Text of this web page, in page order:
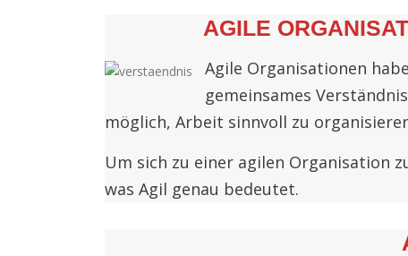
AGILE
Agile Organisationen
gemeinsames
möglich, Arbeit sinnvoll zu
Um sich zu einer agilen Organisation
was Agil genau bedeutet.